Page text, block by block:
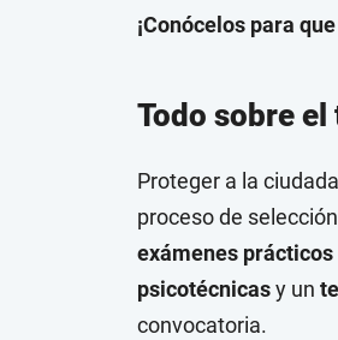
¡Conócelos para
Todo sobre
Proteger a la
proceso de
exámenes prácticos
psicotécnicasy un
convocatoria.